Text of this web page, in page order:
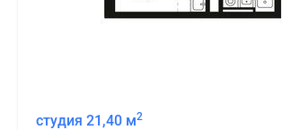
студия 21,40 м2